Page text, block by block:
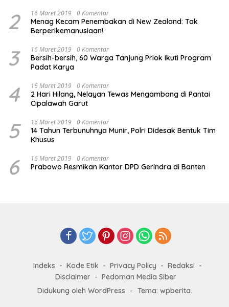
2 16 Maret 2019 0 Komentar
Menag Kecam Penembakan di New Zealand: Tak
Berperikemanusiaan!
3 16 Maret 2019 0 Komentar
Bersih-bersih, 60 Warga Tanjung Priok Ikuti Program
Padat Karya
4 16 Maret 2019 0 Komentar
2 Hari Hilang, Nelayan Tewas Mengambang di Pantai
Cipalawah Garut
5 16 Maret 2019 0 Komentar
14 Tahun Terbunuhnya Munir, Polri Didesak Bentuk Tim
Khusus
6 16 Maret 2019 0 Komentar
Prabowo Resmikan Kantor DPD Gerindra di Banten
Indeks Kode Etik Privacy Policy
Redaksi
Disclaimer
Pedoman Media Siber
Didukung oleh WordPress
- Tema: wpberita.